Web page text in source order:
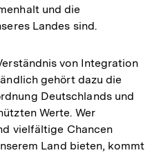
und die
Landes sind.
von Integration
gehört dazu die
Deutschlands und
Werte. Wer
vielfältige Chancen
Land bieten, kommt